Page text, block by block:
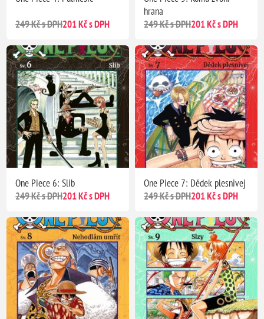
249 Kč s DPH201 Kč s DPH
hrana
249 Kč s DPH201 Kč s DPH
One Piece 6: Slib
249 Kč s DPH201 Kč s DPH
One Piece 7: Dědek plesnivej
249 Kč s DPH201 Kč s DPH